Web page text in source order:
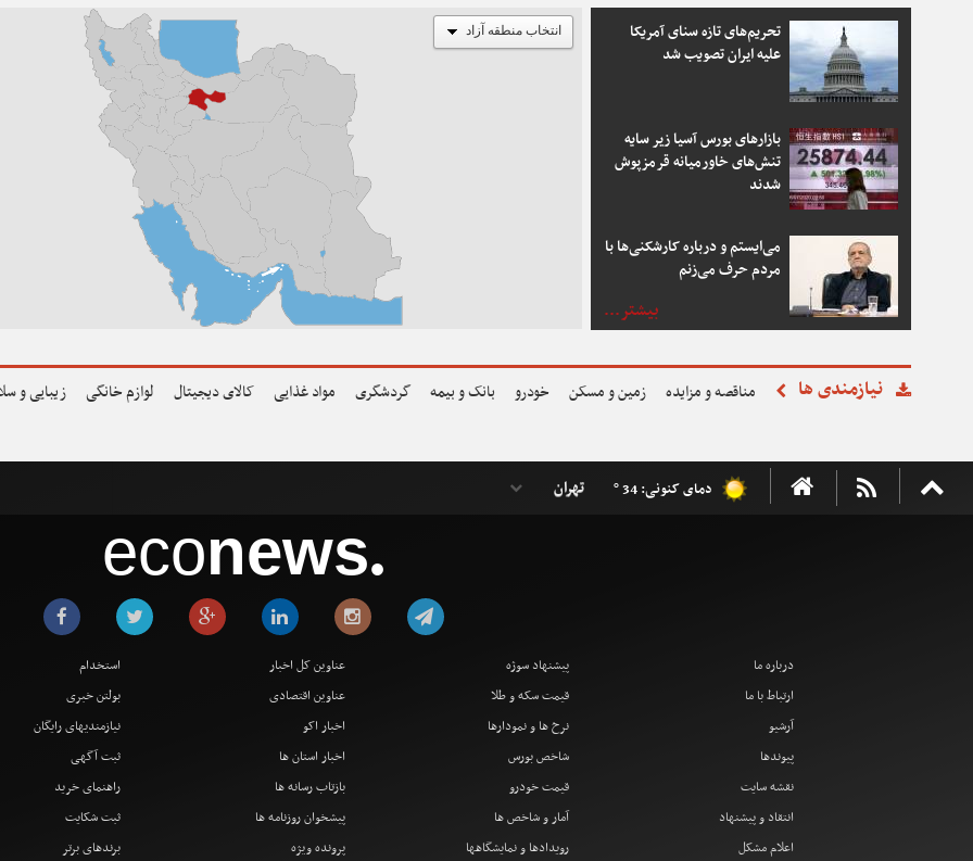
تحریم‌های تازه سنای آمریکا
علیه ایران تصویب شد
بازارهای بورس آسیا زیر سایه
تنش‌های خاورمیانه قرمزپوش
شدند
می‌ایستم و درباره کارشکنی‌ها با
مردم حرف می‌زنم
بیشتر
نیازمندی ها مناقصه و مزایده زمین و مسکن خودرو بانک و بیمه گردشگری مواد غذایی کالای دیجیتال لوازم خانگی زیبایی و
دمای کنونی: 34 °
econews●
درباره ما
ارتباط با ما
آرشیو
پیوندها
نقشه سایت
انتقاد و پیشنهاد
اعلام مشکل
پیشنهاد سوژه
قیمت سکه و طلا
نرخ ها و نمودارها
شاخص بورس
قیمت خودرو
آمار و شاخص ها
رویدادها و نمایشگاهها
عناوین کل اخبار
عناوین اقتصادی
اخبار اکو
اخبار استان ها
بازتاب رسانه ها
پیشخوان روزنامه ها
پرونده ویژه
استخدام
بولتن خبری
نیازمندیهای رایگان
ثبت آگهی
راهنمای خرید
ثبت شکایت
برندهای برتر